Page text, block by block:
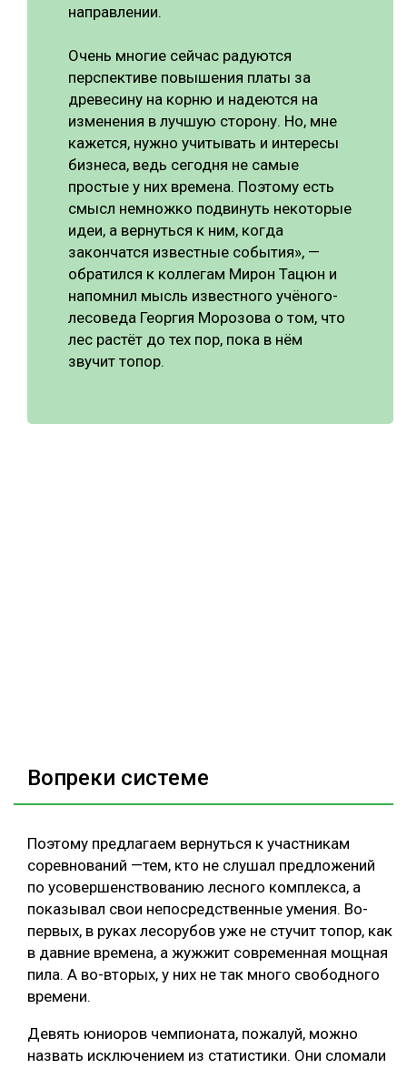
направлении.
Очень многие сейчас радуются
перспективе повышения платы за
древесину на корню и надеются на
изменения в лучшую сторону. Но, мне
кажется, нужно учитывать и интересы
бизнеса, ведь сегодня не самые
простые у них времена. Поэтому есть
смысл немножко подвинуть некоторые
идеи, а вернуться к ним, когда
закончатся известные события», —
обратился к коллегам Мирон Тацюн и
напомнил мысль известного учёного-
лесоведа Георгия Морозова о том, что
лес растёт до тех пор, пока в нём
звучит топор.
Вопреки системе
Поэтому предлагаем вернуться к участникам
соревнований —тем, кто не слушал предложений
по усовершенствованию лесного комплекса, а
показывал свои непосредственные умения. Во-
первых, в руках лесорубов уже не стучит топор, как
в давние времена, а жужжит современная мощная
пила. А во-вторых, у них не так много свободного
времени.
Девять юниоров чемпионата, пожалуй, можно
назвать исключением из статистики. Они сломали